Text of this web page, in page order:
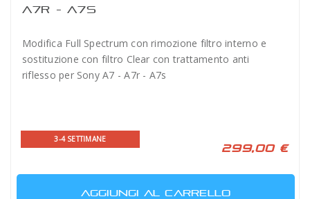
A7R - A7S
Modifica Full Spectrum con rimozione filtro interno e
sostituzione con filtro Clear con trattamento anti
riflesso per Sony A7 - A7r - A7s
3-4 SETTIMANE
299,00 €
AGGIUNGI AL CARRELLO